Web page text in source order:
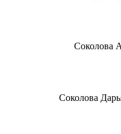
Соколова
Соколова